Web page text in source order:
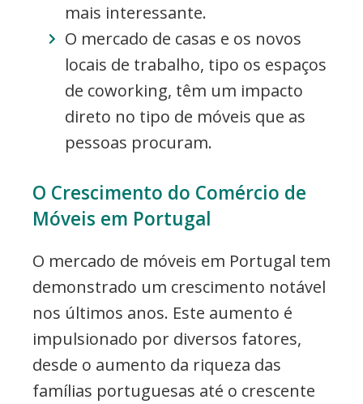
mais interessante.
O mercado de casas e os novos
locais de trabalho, tipo os espaços
de coworking, têm um impacto
direto no tipo de móveis que as
pessoas procuram.
O Crescimento do Comércio de
Móveis em Portugal
O mercado de móveis em Portugal tem
demonstrado um crescimento notável
nos últimos anos. Este aumento é
impulsionado por diversos fatores,
desde o aumento da riqueza das
famílias portuguesas até o crescente